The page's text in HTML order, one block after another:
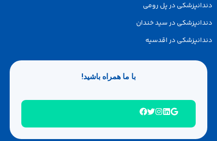
در پل رومی
در سید خندان
در اقدسیه
با ما همراه باشید!